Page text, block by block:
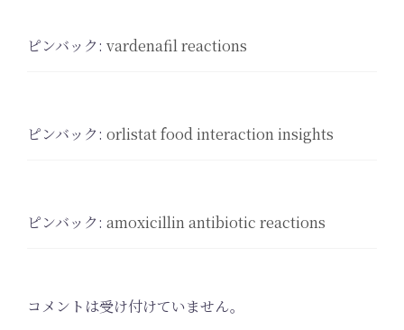
ピンバック: vardenafil reactions
ピンバック: orlistat food interaction insights
ピンバック: amoxicillin antibiotic reactions
コメントは受け付けていません。